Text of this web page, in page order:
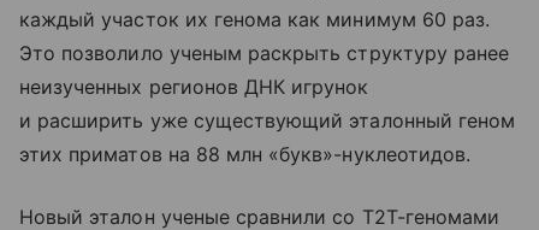
каждый участок их генома как минимум 60 раз.
Это позволило ученым раскрыть структуру ранее
неизученных регионов ДНК игрунок
и расширить уже существующий эталонный геном
этих приматов на 88 млн «букв»-нуклеотидов.
Новый эталон ученые сравнили со T2T-геномами